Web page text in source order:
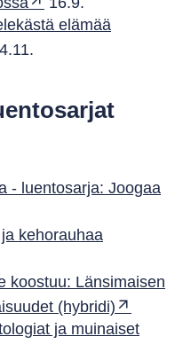
elämää
4.11.
- luentosarja: Joogaa
kehorauhaa
koostuu: Länsimaisen
(hybridi)
ja muinaiset